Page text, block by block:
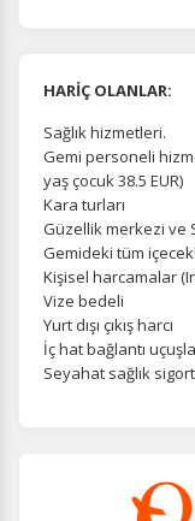
Pazarlama
Size ve ilgi
kullanılır.
edersiniz, ancak
HARİÇ OLANLAR:
Sağlık hizmetleri.
Gemi personeli
yaş çocuk 38.5 EUR)
Kara turları
Güzellik merkezi ve
Gemideki tüm
Kişisel harcamalar
Vize bedeli
Yurt dışı çıkış harcı
İç hat bağlantı
Seyahat sağlık